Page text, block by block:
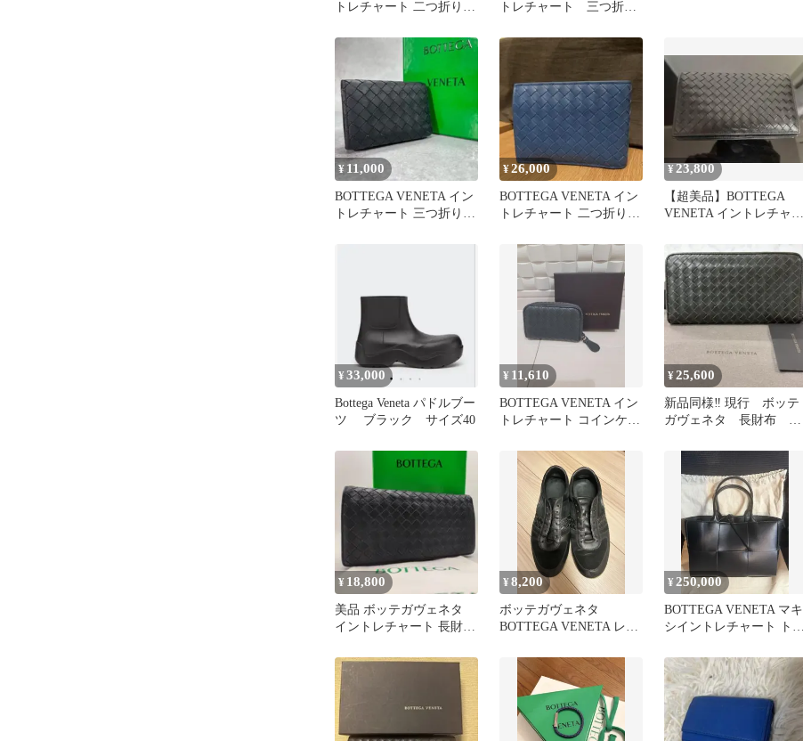
トレチャート 二つ折り財
トレチャート 三つ折り
¥ 11,000
BOTTEGA VENETA イン
トレチャート 三つ折り
¥26,000
BOTTEGA VENETA イン
トレチャート 二つ折り財
¥ 23,800
【超美品】BOTTEGA
VENETA イントレチャー
¥33,000
Bottega Veneta パドルブー
ツ ブラック サイズ40
¥ 11,610
BOTTEGA VENETA イン
トレチャート コインケー
¥25,600
新品同様‼️ 現行 ボッテ
ガヴェネタ 長財布 イ
ドファスナー
¥ 18,800
美品 ボッテガヴェネタ
イントレチャート 長財布
¥8,200
ボッテガヴェネタ
BOTTEGA VENETA レザ
¥ 250,000
BOTTEGA VENETA マキ
シイントレチャート トー